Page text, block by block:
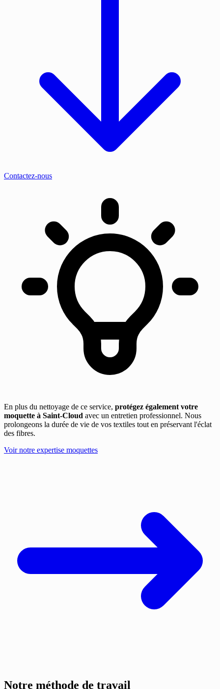
Contactez-nous
En plus du nettoyage de ce service, protégez également votre
moquette à Saint-Cloud avec un entretien professionnel. Nous
prolongeons la durée de vie de vos textiles tout en préservant l'éclat
des fibres.
Voir notre expertise moquettes
Notre méthode de travail